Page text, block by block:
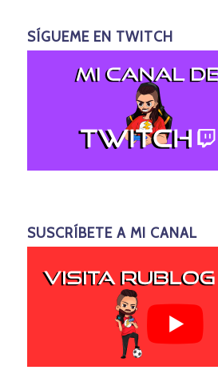
SÍGUEME EN TWITCH
SUSCRÍBETE A MI CANAL